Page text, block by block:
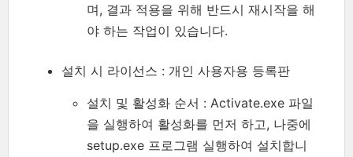
며, 결과 적용을 위해 반드시 재시작을 해
야 하는 작업이 있습니다.
설치 시 라이선스 : 개인 사용자용 등록판
설치 및 활성화 순서 : Activate.exe 파일
을 실행하여 활성화를 먼저 하고, 나중에
setup.exe 프로그램 실행하여 설치합니